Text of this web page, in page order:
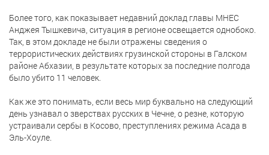
Более того, как показывает недавний доклад главы МНЕС
Анджея Тышкевича, ситуация в регионе освещается однобоко.
Так, в этом докладе не были отражены сведения о
террористических действиях грузинской стороны в Галском
районе Абхазии, в результате которых за последние полгода
было убито 11 человек.
Как же это понимать, если весь мир буквально на следующий
день узнавал о зверствах русских в Чечне, о резне, которую
устраивали сербы в Косово, преступлениях режима Асада в
Эль-Хоуле.